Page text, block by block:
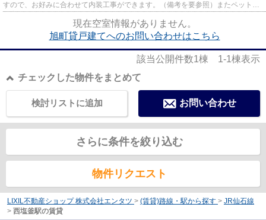
すので、お好みに合わせて内装工事ができます。（備考を要参照）またペットの
現在空室情報がありません。
旭町貸戸建てへのお問い合わせはこちら
該当公開件数1棟 1-1棟表示
チェックした物件をまとめて
お問い合わせ
検討リストに追加
さらに条件を絞り込む
物件リクエスト
LIXIL不動産ショップ 株式会社エンタツ > (賃貸)路線・駅から探す > JR仙石線
> 西塩釜駅の賃貸